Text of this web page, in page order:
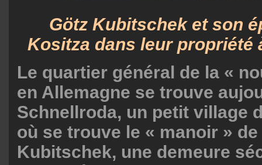
Götz Kubitschek et son
Kositza dans leur propriété
Le quartier général de la «
en Allemagne se trouve
Schnellroda, un petit village
où se trouve le « manoir » de
Kubitschek, une demeure